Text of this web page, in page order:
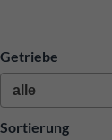
Getriebe
Sortierung